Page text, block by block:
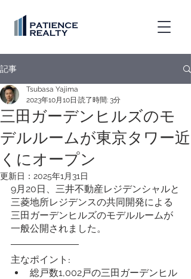
記事
三田ガーデンヒルズのモ
デルルームが東京タワー近
くにオープン
Tsubasa Yajima
2023年10月10日 読了時間: 3分
更新日： 2025年1月31日
9月20日、三井不動産レジデンシャルと
三菱地所レジデンスの共同開発による
三田ガーデンヒルズのモデルルームが
一般公開されました。
主なポイント:
総戸数1,002戸の三田ガーデンヒル